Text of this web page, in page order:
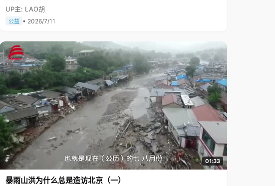
UP主: LAO胡
公益 • 2026/7/11
01:33
暴雨山洪为什么总是造访北京（一）